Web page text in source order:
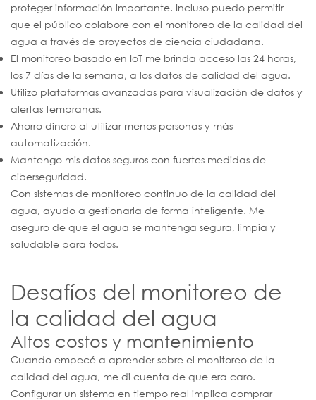
proteger información importante. Incluso puedo permitir
que el público colabore con el monitoreo de la calidad del
agua a través de proyectos de ciencia ciudadana.
El monitoreo basado en IoT me brinda acceso las 24 horas,
los 7 días de la semana, a los datos de calidad del agua.
Utilizo plataformas avanzadas para visualización de datos y
alertas tempranas.
Ahorro dinero al utilizar menos personas y más
automatización.
Mantengo mis datos seguros con fuertes medidas de
ciberseguridad.
Con sistemas de monitoreo continuo de la calidad del
agua, ayudo a gestionarla de forma inteligente. Me
aseguro de que el agua se mantenga segura, limpia y
saludable para todos.
Desafíos del monitoreo de
la calidad del agua
Altos costos y mantenimiento
Cuando empecé a aprender sobre el monitoreo de la
calidad del agua, me di cuenta de que era caro.
Configurar un sistema en tiempo real implica comprar